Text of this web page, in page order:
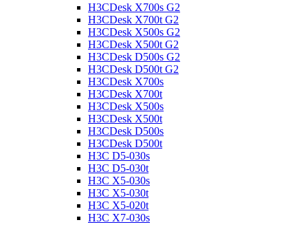
H3CDesk X700s G2
H3CDesk X700t G2
H3CDesk X500s G2
H3CDesk X500t G2
H3CDesk D500s G2
H3CDesk D500t G2
H3CDesk X700s
H3CDesk X700t
H3CDesk X500s
H3CDesk X500t
H3CDesk D500s
H3CDesk D500t
H3C D5-030s
H3C D5-030t
H3C X5-030s
H3C X5-030t
H3C X5-020t
H3C X7-030s